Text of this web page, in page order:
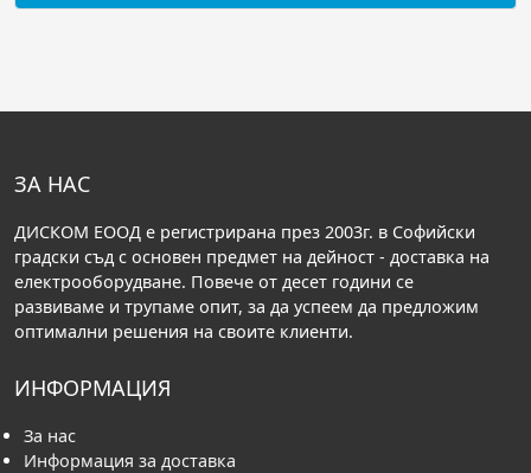
ЗА НАС
ДИСКОМ ЕООД е регистрирана през 2003г. в Софийски
градски съд с основен предмет на дейност - доставка на
електрооборудване. Повече от десет години се
развиваме и трупаме опит, за да успеем да предложим
оптимални решения на своите клиенти.
ИНФОРМАЦИЯ
За нас
Информация за доставка